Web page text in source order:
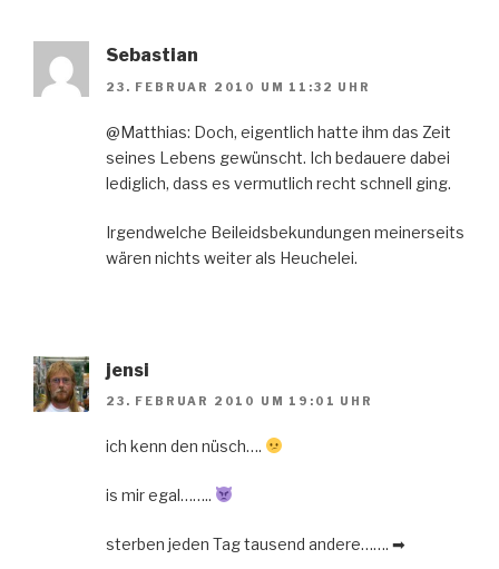
Sebastian
23. FEBRUAR 2010 UM 11:32 UHR
@Matthias: Doch, eigentlich hatte ihm das Zeit
seines Lebens gewünscht. Ich bedauere dabei
lediglich, dass es vermutlich recht schnell ging.
Irgendwelche Beileidsbekundungen meinerseits
wären nichts weiter als Heuchelei.
jensi
23. FEBRUAR 2010 UM 19:01 UHR
ich kenn den nüsch….
is mir egal……..
sterben jeden Tag tausend andere……. ➡